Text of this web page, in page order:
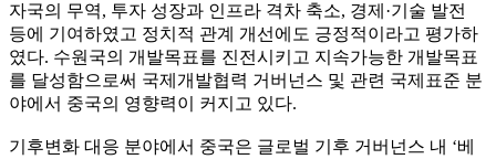
자국의 무역, 투자 성장과 인프라 격차 축소, 경제·기술 발전
등에 기여하였고 정치적 관계 개선에도 긍정적이라고 평가하
였다. 수원국의 개발목표를 진전시키고 지속가능한 개발목표
를 달성함으로써 국제개발협력 거버넌스 및 관련 국제표준 분
야에서 중국의 영향력이 커지고 있다.
기후변화 대응 분야에서 중국은 글로벌 기후 거버넌스 내 ‘베